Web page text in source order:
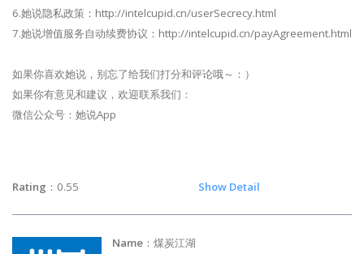
6.她说隐私政策：http://intelcupid.cn/userSecrecy.html
7.她说增值服务自动续费协议：http://intelcupid.cn/payAgreement.html
如果你喜欢她说，别忘了给我们打分和评论哦～：）
如果你有意见和建议，欢迎联系我们：
微信公众号：她说App
Rating ：0.55 Show Detail
Name ：煤炭江湖